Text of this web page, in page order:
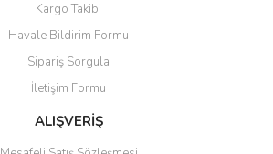
Kargo Takibi
Havale Bildirim Formu
Sipariş Sorgula
İletişim Formu
ALIŞVERİŞ